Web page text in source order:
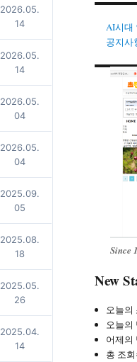
2026.05.
14
2026.05.
14
2026.05.
04
2026.05.
04
2025.09.
05
2025.08.
18
2025.05.
26
2025.04.
14
AI시대
공지사
Since
New
오늘
오늘
어제
총 조